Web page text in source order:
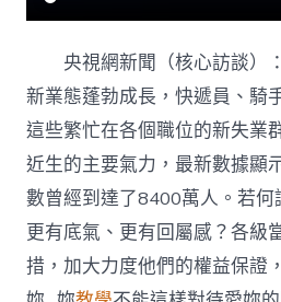
央視網新聞（核心訪談）
新業態蓬勃成長，快遞員、騎
這些繁忙在各個職位的新失業
近生的主要氣力，最新數據顯
數曾經到達了8400萬人。若
更有底氣、更有回屬感？各級
措，加大力度他們的權益保證